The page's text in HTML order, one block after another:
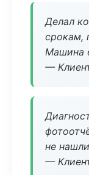
Делал
срокам,
Машина
—
не
—